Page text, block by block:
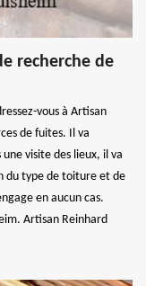
recherche de
vous à Artisan
de fuites. Il va
visite des lieux, il va
du type de toiture et de
en aucun cas.
Artisan Reinhard